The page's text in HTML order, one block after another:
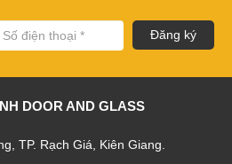
DOOR AND GLASS
TP. Rạch Giá, Kiên Giang.